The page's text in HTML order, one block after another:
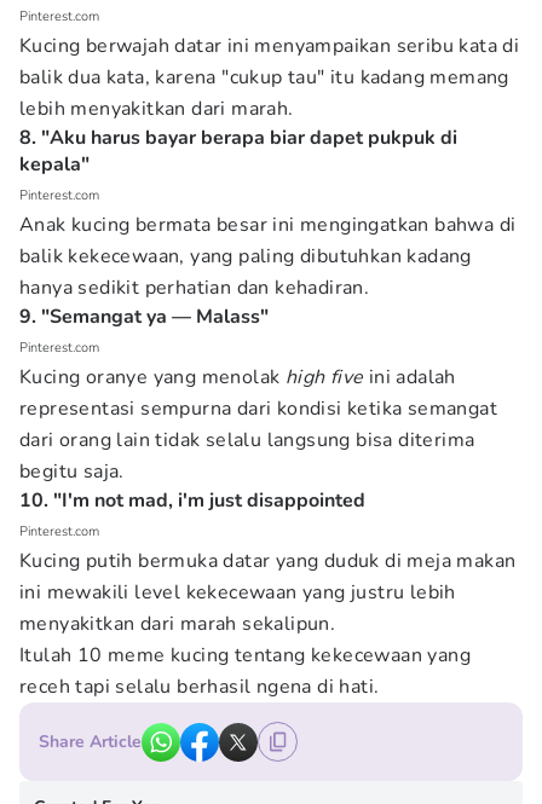
Pinterest.com
Kucing berwajah datar ini menyampaikan seribu kata di
balik dua kata, karena "cukup tau" itu kadang memang
lebih menyakitkan dari marah.
8. "Aku harus bayar berapa biar dapet pukpuk di
kepala"
Pinterest.com
Anak kucing bermata besar ini mengingatkan bahwa di
balik kekecewaan, yang paling dibutuhkan kadang
hanya sedikit perhatian dan kehadiran.
9. "Semangat ya — Malass"
Pinterest.com
Kucing oranye yang menolak high five ini adalah
representasi sempurna dari kondisi ketika semangat
dari orang lain tidak selalu langsung bisa diterima
begitu saja.
10. "I'm not mad, i'm just disappointed
Pinterest.com
Kucing putih bermuka datar yang duduk di meja makan
ini mewakili level kekecewaan yang justru lebih
menyakitkan dari marah sekalipun.
Itulah 10 meme kucing tentang kekecewaan yang
receh tapi selalu berhasil ngena di hati.
Share Article